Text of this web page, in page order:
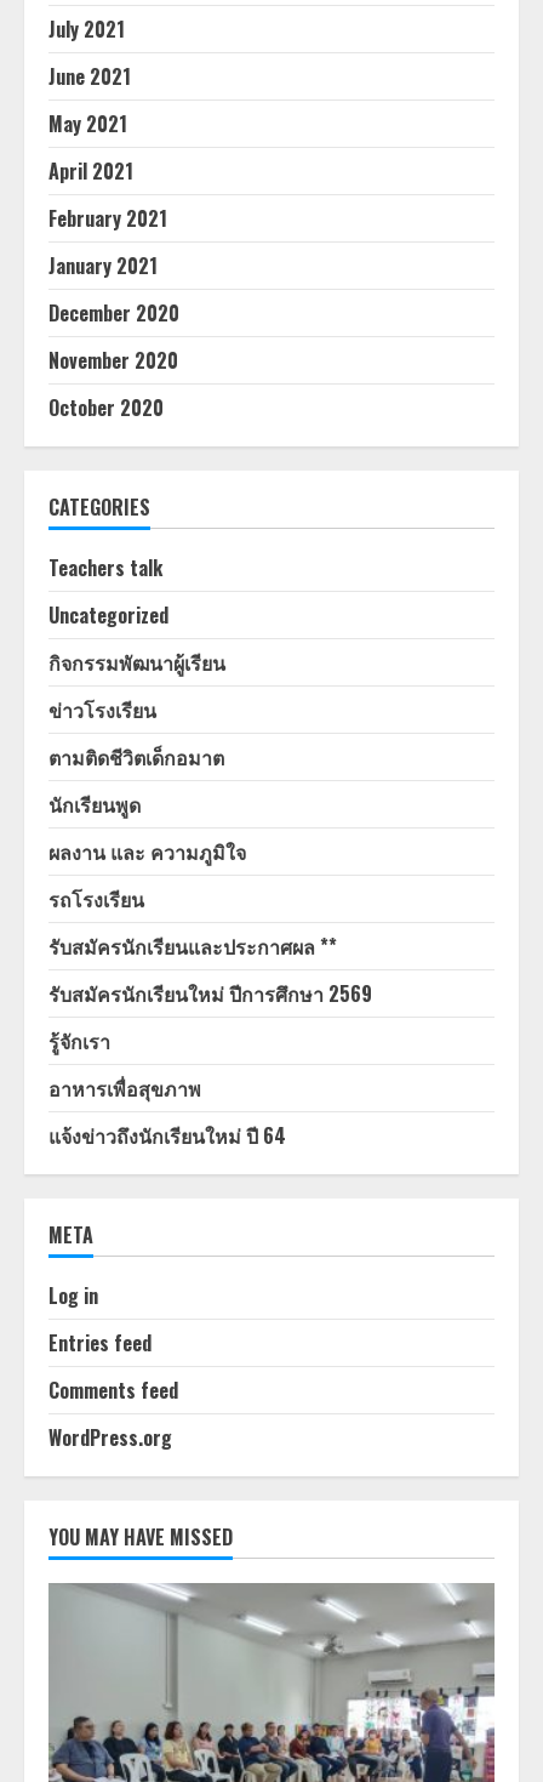
July 2021
June 2021
May 2021
April 2021
February 2021
January 2021
December 2020
November 2020
October 2020
CATEGORIES
Teachers talk
Uncategorized
กิจกรรมพัฒนาผู้เรียน
ข่าวโรงเรียน
ตามติดชีวิตเด็กอมาต
นักเรียนพูด
ผลงาน และ ความภูมิใจ
รถโรงเรียน
รับสมัครนักเรียนและประกาศผล **
รับสมัครนักเรียนใหม่ ปีการศึกษา 2569
รู้จักเรา
อาหารเพื่อสุขภาพ
แจ้งข่าวถึงนักเรียนใหม่ ปี 64
META
Log in
Entries feed
Comments feed
WordPress.org
YOU MAY HAVE MISSED